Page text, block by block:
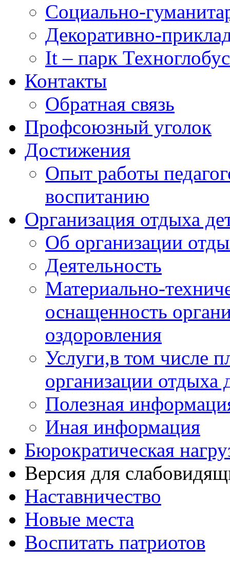
Социально-
Декоративно-
It – парк Техноглобус
Контакты
Обратная связь
Профсоюзный уголок
Достижения
Опыт работы
воспитанию
Организация отдыха
Об организации
Деятельность
Материально-
оснащенность
оздоровления
Услуги,в том числе
организации отдыха
Полезная
Иная информация
Бюрократическая
Версия для
Наставничество
Новые места
Воспитать патриотов